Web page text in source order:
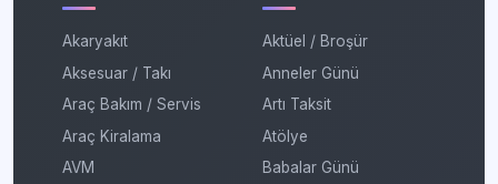
Akaryakıt
Aksesuar / Takı
Araç Bakım / Servis
Araç Kiralama
AVM
Aktüel / Broşür
Anneler Günü
Artı Taksit
Atölye
Babalar Günü